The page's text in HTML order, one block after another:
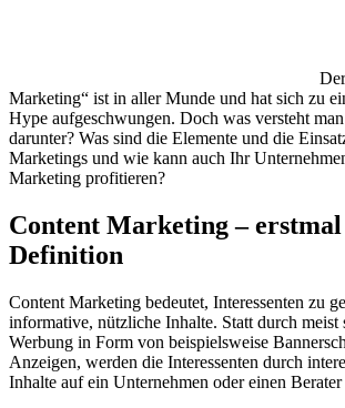
Marketing“ ist in aller Munde und hat sich zu
Hype aufgeschwungen. Doch was versteht
darunter? Was sind die Elemente und die
Marketings und wie kann auch Ihr
Marketing profitieren?
Content Marketing –
Definition
Content Marketing bedeutet, Interessenten zu
informative, nützliche Inhalte. Statt durch meist
Werbung in Form von beispielsweise
Anzeigen, werden die Interessenten durch
Inhalte auf ein Unternehmen oder einen